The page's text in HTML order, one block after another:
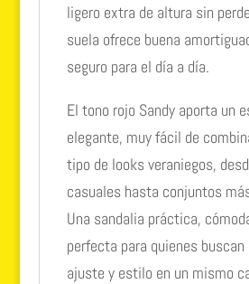
ligero extra de altura sin
suela ofrece buena
seguro para el día a día.
El tono rojo Sandy aporta un
elegante, muy fácil de
tipo de looks veraniegos,
casuales hasta conjuntos
Una sandalia práctica,
perfecta para quienes buscan
ajuste y estilo en un mismo